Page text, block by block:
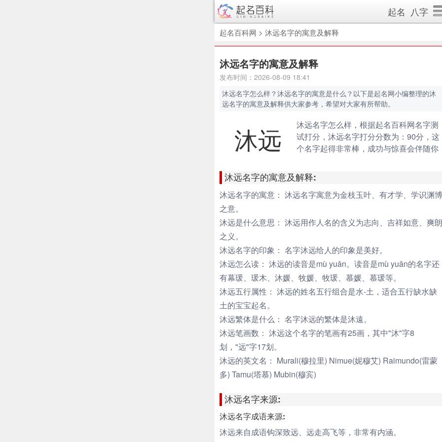
起名 八字
起名百科网 > 沐远名字的寓意及解释
沐远名字的寓意及解释
发布时间：2026-08-09 18:41
沐远名字怎么样？沐远名字的寓意是什么？以下是起名网小编整理的沐
远名字的寓意及解释供大家参考，希望对大家有所帮助。
沐远
沐远名字怎么样，根据起名百科网名字测
试打分，沐远名字打分分数为：90分，这
个名字起得非常棒，成功与惊喜会伴随你
名字，80-90分为很好的名字，70分以下
不好的名字）
沐远名字的寓意及解释:
沐远名字的寓意： 沐远名字寓意为金枝玉叶、有才学、学识渊博
之意。
沐远是什么意思： 沐远用作人名的含义为志向、吉祥如意、爽朗
之义。
沐远名字的印象： 名字沐远给人的印象是美好。
沐远怎么读： 沐远的读音是mù yuǎn。读音是mù yuǎn的名字还
有幕瑗、瑗木、沐媛、牧媛、牧瑗、慕媛、慕瑗等。
沐远五行属性： 沐远的姓名五行组合是水-土，适合五行缺水缺
土的宝宝起名。
沐远繁体是什么： 名字沐远的繁体是沐遠。
沐远笔画数： 沐远这个名字的笔画有25画，其中"沐"字8
划，"远"字17划。
沐远的英文名： Murali(穆拉里) Nimue(妮穆艾) Raimundo(雷蒙
多) Tamu(塔慕) Mubin(穆宾)
沐远名字来源:
沐远名字成语来源:
沐远来自成语钩深致远、远走高飞等，非常有内涵。